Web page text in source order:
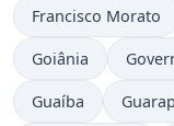
Francisco Morato
Goiânia
Guaíba